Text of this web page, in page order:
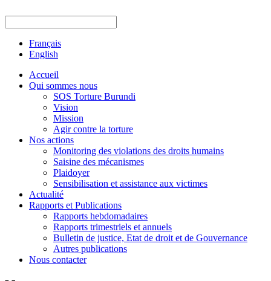
Français
English
Accueil
Qui sommes nous
SOS Torture Burundi
Vision
Mission
Agir contre la torture
Nos actions
Monitoring des violations des droits humains
Saisine des mécanismes
Plaidoyer
Sensibilisation et assistance aux victimes
Actualité
Rapports et Publications
Rapports hebdomadaires
Rapports trimestriels et annuels
Bulletin de justice, Etat de droit et de Gouvernance
Autres publications
Nous contacter